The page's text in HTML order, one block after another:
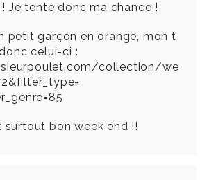
Je tente donc ma chance !
petit garçon en orange, mon t
celui-ci :
collection/we
surtout bon week end !!